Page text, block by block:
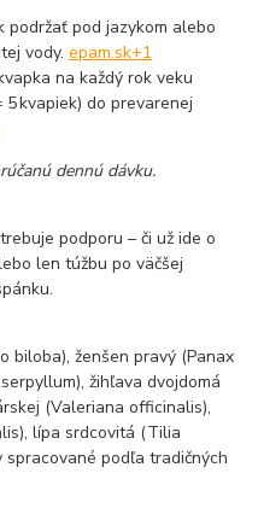
podržať pod jazykom alebo
vody.epam.sk+1
na každý rok veku
kvapiek) do prevarenej
dennú dávku.
podporu – či už ide o
len túžbu po väčšej
biloba), ženšen pravý (Panax
žihľava dvojdomá
(Valeriana officinalis),
lípa srdcovitá (Tilia
podľa tradičných